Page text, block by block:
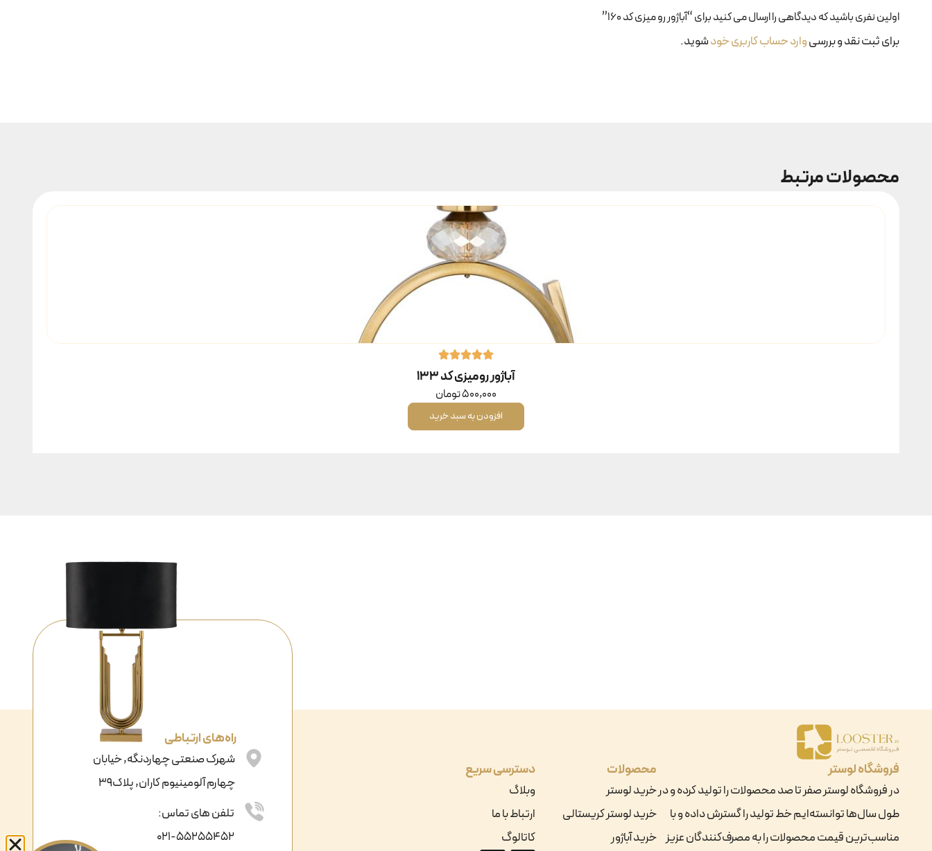
اولین نفری باشید که دیدگاهی را ارسال می کنید برای “آباژور رو میزی کد ۱۶۰”
برای ثبت نقد و بررسیوارد حساب کاربری خودشوید.
محصولات مرتبط
آباژور رومیزی کد ۱۳۳
500,000تومان
افزودن به سبد خرید
فروشگاه لوستر
در فروشگاه لوستر صفر تا صد محصولات را تولید کرده و در
طول سال‌ها توانسته‌ایم خط تولید را گسترش داده و با
مناسب‌ترین قیمت محصولات را به مصرف‌کنندگان عزیز
محصولات
خرید لوستر
خرید لوستر کریستالی
خرید آباژور
دسترسی سریع
وبلاگ
ارتباط با ما
کاتالوگ
راه‌های ارتباطی
شهرک صنعتی چهاردنگه, خیابان
چهارم آلومینیوم کاران, پلاک39
تلفن های تماس:
021-55255452